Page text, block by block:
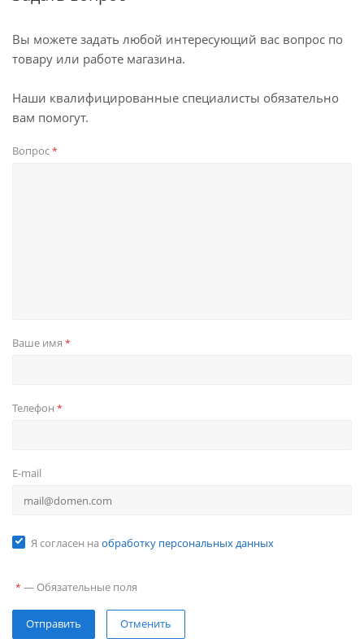
Вы можете задать любой интересующий вас вопрос по
товару или работе магазина.
Наши квалифицированные специалисты обязательно
вам помогут.
Вопрос*
Ваше имя *
Телефон *
E-mail
Я согласен на обработку персональных данных
* — Обязательные поля
Отправить Отменить